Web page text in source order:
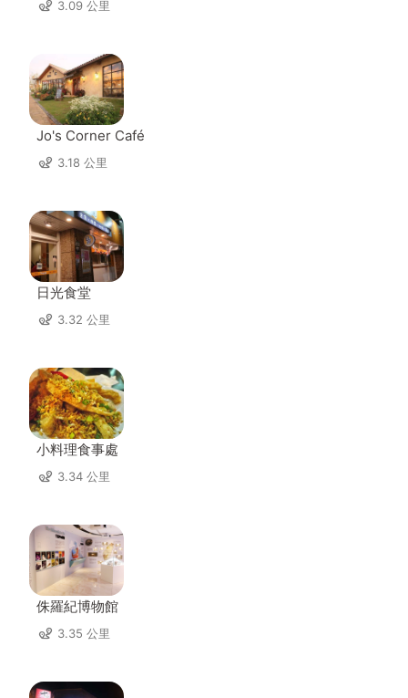
3.09 公里
Jo's Corner Café
3.18 公里
日光食堂
3.32 公里
小料理食事處
3.34 公里
侏羅紀博物館
3.35 公里